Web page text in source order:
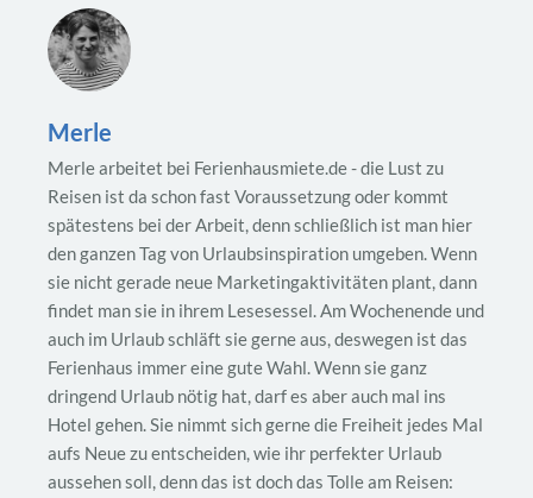
Merle
Merle arbeitet bei Ferienhausmiete.de - die Lust zu
Reisen ist da schon fast Voraussetzung oder kommt
spätestens bei der Arbeit, denn schließlich ist man hier
den ganzen Tag von Urlaubsinspiration umgeben. Wenn
sie nicht gerade neue Marketingaktivitäten plant, dann
findet man sie in ihrem Lesesessel. Am Wochenende und
auch im Urlaub schläft sie gerne aus, deswegen ist das
Ferienhaus immer eine gute Wahl. Wenn sie ganz
dringend Urlaub nötig hat, darf es aber auch mal ins
Hotel gehen. Sie nimmt sich gerne die Freiheit jedes Mal
aufs Neue zu entscheiden, wie ihr perfekter Urlaub
aussehen soll, denn das ist doch das Tolle am Reisen: